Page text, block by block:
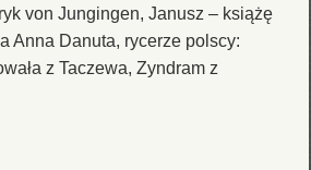
von Jungingen, Janusz – książę
Anna Danuta, rycerze polscy:
z Taczewa, Zyndram z